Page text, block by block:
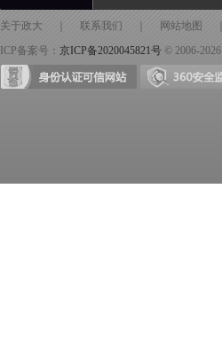
关于政大 联系我们 网站地图
ICP备案号： 京ICP备2020045821号 © 2006-2026